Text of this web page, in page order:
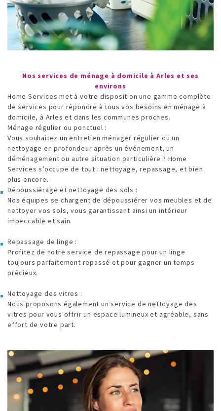
Nos services de ménage à domicile à Arles et ses
environs
Home Services met à votre disposition une gamme complète
de services pour répondre à tous vos besoins en ménage à
domicile, à Arles et dans les communes proches.
Ménage régulier ou ponctuel :
Vous souhaitez un entretien ménager régulier ou un
nettoyage en profondeur après un événement, un
déménagement ou autre situation particulière ? Home
Services s’occupe de tout : nettoyage, repassage, et bien
plus encore.
Dépoussiérage et nettoyage des sols :
Nos équipes se chargent de dépoussiérer vos meubles et de
nettoyer vos sols, vous garantissant ainsi un intérieur
impeccable et sain.
Repassage de linge :
Profitez de notre service de repassage pour un linge
toujours parfaitement repassé et pour gagner un temps
précieux.
Nettoyage des vitres :
Nous proposons également un service de nettoyage des
vitres pour vous offrir un espace lumineux et agréable, sans
effort de votre part.